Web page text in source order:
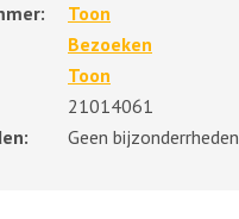
Toon
Bezoeken
Toon
21014061
Geen bijzonderrheden